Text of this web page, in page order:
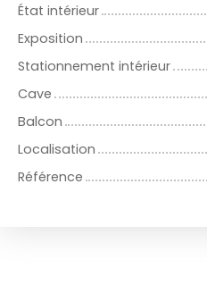
État intérieur
Exposition
Stationnement intérieur
Cave
Balcon
Localisation
Référence